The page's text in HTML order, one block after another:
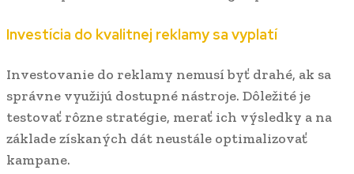
Investícia do kvalitnej reklamy sa vyplatí
Investovanie do reklamy nemusí byť drahé, ak sa
správne využijú dostupné nástroje. Dôležité je
testovať rôzne stratégie, merať ich výsledky a na
základe získaných dát neustále optimalizovať
kampane.